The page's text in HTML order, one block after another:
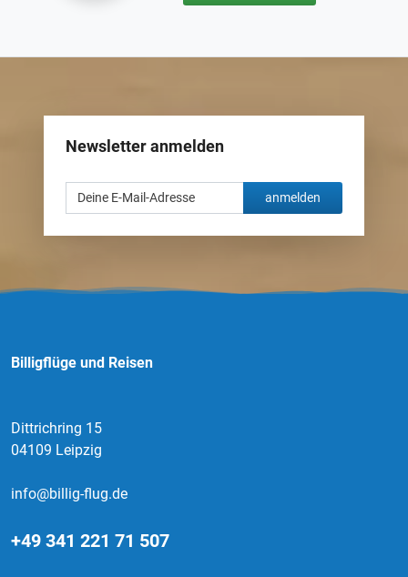
Newsletter anmelden
anmelden
Billigflüge und Reisen
Dittrichring 15
04109 Leipzig
info@billig-flug.de
+49 341 221 71 507